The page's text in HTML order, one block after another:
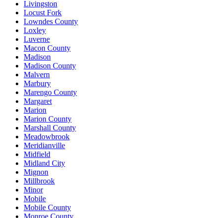
Livingston
Locust Fork
Lowndes County
Loxley
Luverne
Macon County
Madison
Madison County
Malvern
Marbury
Marengo County
Margaret
Marion
Marion County
Marshall County
Meadowbrook
Meridianville
Midfield
Midland City
Mignon
Millbrook
Minor
Mobile
Mobile County
Monroe County